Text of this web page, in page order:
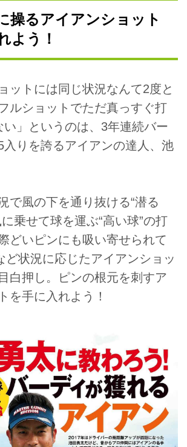
操るアイアンショット
よう！
ットには同じ状況なんて2度と
ルショットでただ真っすぐ打
い」というのは、3年連続バー
入りを誇るアイアンの達人、池
で風の下を通り抜ける“潜る
乗せて球を運ぶ“高い球”の打
どいピンにも吸い寄せられて
ど状況に応じたアイアンショッ
白押し。ピンの根元を刺すア
を手に入れよう！